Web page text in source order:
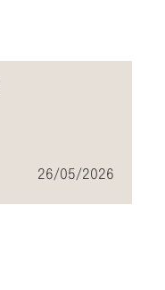
26/05/2026